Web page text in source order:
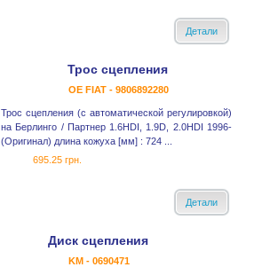
Детали
Трос сцепления
OE FIAT - 9806892280
Трос сцепления (с автоматической регулировкой)
на Берлинго / Партнер 1.6HDI, 1.9D, 2.0HDI 1996-
(Оригинал) длина кожуха [мм] : 724 ...
695.25 грн.
Детали
Диск сцепления
KM - 0690471